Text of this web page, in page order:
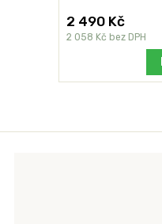
2 490 Kč
2 058 Kč bez DPH